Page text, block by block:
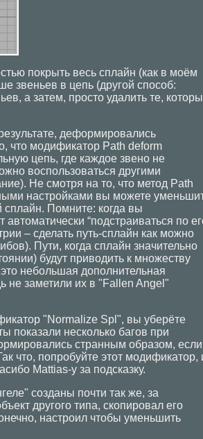
покрыть весь сплайн (как в моём
звеньев в цепь (другой способ:
а затем, просто удалить те,
деформировались
что модификатор Path deform
цепь, где каждое звено не
воспользоваться другими
Не смотря на то, что метод Path
настройками вы можете
сплайн. Помните: когда вы
“подстраиваться по
– сделать путь-сплайн как можно
Пути, когда сплайн значительно
будут приводить к множеству
небольшая дополнительная
не заметили их в "Fallen Angel"
"Normalize Spl", вы уберёте
показали несколько багов при
странным образом, если
что, попробуйте этот модификатор,
Mattias-у за подсказку.
созданы почти так же, за
другого типа, скопировал его
настроил чтобы уменьшить